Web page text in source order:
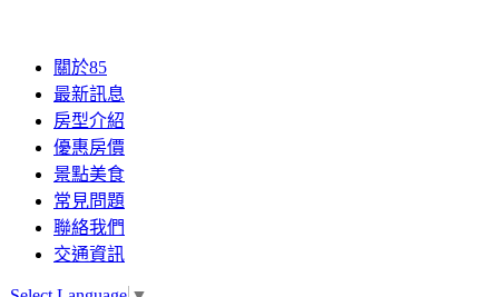
關於85
最新訊息
房型介紹
優惠房價
景點美食
常見問題
聯絡我們
交通資訊